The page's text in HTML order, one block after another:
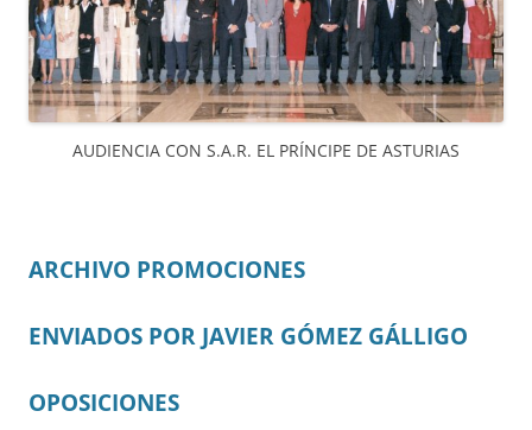
AUDIENCIA CON S.A.R. EL PRÍNCIPE DE ASTURIAS
ARCHIVO PROMOCIONES
ENVIADOS POR JAVIER GÓMEZ GÁLLIGO
OPOSICIONES